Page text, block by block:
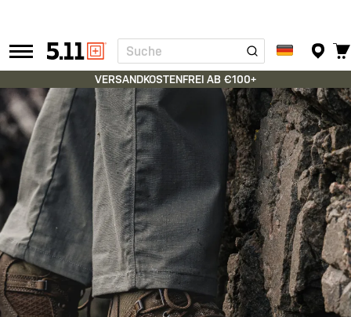
Tactical
Gear
Suche
VERSANDKOSTENFREI AB €100+